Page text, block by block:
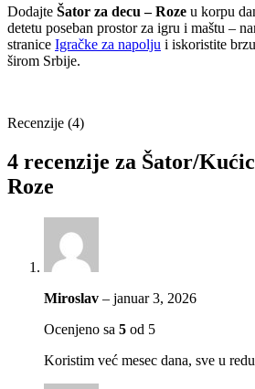
Dodajte Šator za decu – Roze u korpu
detetu poseban prostor za igru i maštu –
stranice Igračke za napolju i iskoristite
širom Srbije.
Recenzije (4)
4 recenzije za Šator/
Roze
Miroslav – januar 3, 2026
Ocenjeno sa 5 od 5
Koristim već mesec dana, sve u